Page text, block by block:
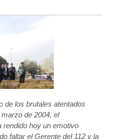
de los brutales atentados
de 2004, el
rendido hoy un emotivo
faltar el Gerente del 112 y la